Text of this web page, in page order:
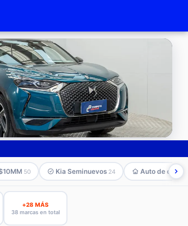
50 Kia Seminuevos 24 Auto de
+28 MÁS
38 marcas en total